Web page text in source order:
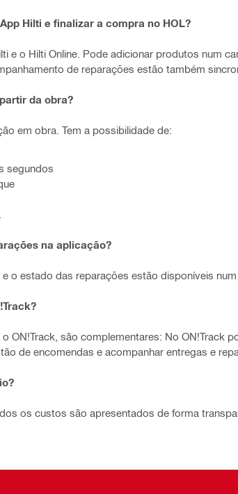
Hilti e finalizar a compra no HOL?
e o Hilti Online. Pode adicionar produtos num
de reparações estão também
da obra?
em obra. Tem a possibilidade de:
segundos
na aplicação?
o estado das reparações estão disponíveis num
o ON!Track, são complementares: No ON!Track
de encomendas e acompanhar entregas e
os custos são apresentados de forma